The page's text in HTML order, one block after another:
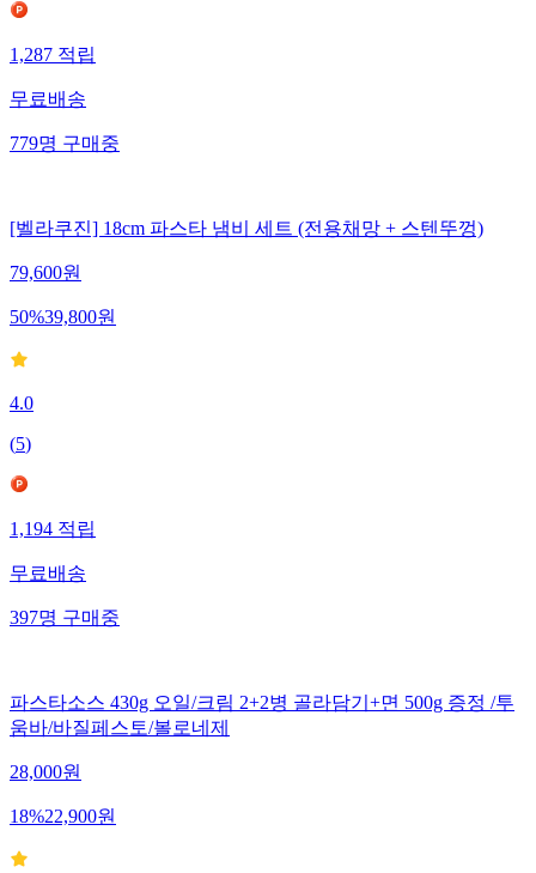
1,287 적립
무료배송
779명 구매중
[벨라쿠진] 18cm 파스타 냄비 세트 (전용채망 + 스텐뚜껑)
79,600원
50%39,800원
4.0
(5)
1,194적립
무료배송
397명구매중
파스타소스 430g 오일/크림 2+2병 골라담기+면 500g 증정 /투
움바/바질페스토/볼로네제
28,000원
18%22,900원